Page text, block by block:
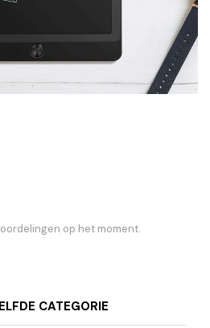
op het moment.
CATEGORIE